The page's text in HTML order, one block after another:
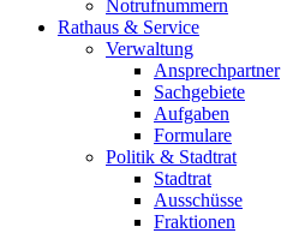
Notrufnummern
Rathaus & Service
Verwaltung
Ansprechpartner
Sachgebiete
Aufgaben
Formulare
Politik & Stadtrat
Stadtrat
Ausschüsse
Fraktionen